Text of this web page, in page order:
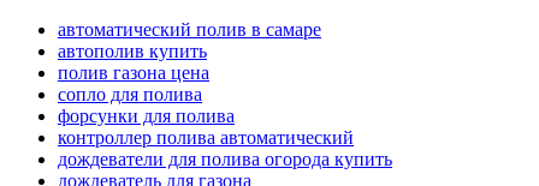
автоматический полив в самаре
автополив купить
полив газона цена
сопло для полива
форсунки для полива
контроллер полива автоматический
дождеватели для полива огорода купить
дождеватель для газона